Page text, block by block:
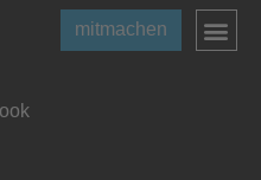
mitmachen